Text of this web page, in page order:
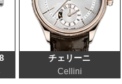
チェリーニ
Cellini